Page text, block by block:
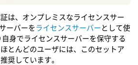
は、オンプレミスなライセンスサー
ーバーを ライセンスサーバーとして使
身でライセンスサーバーを保守する
とんどのユーザには、このセットア
奨しています。